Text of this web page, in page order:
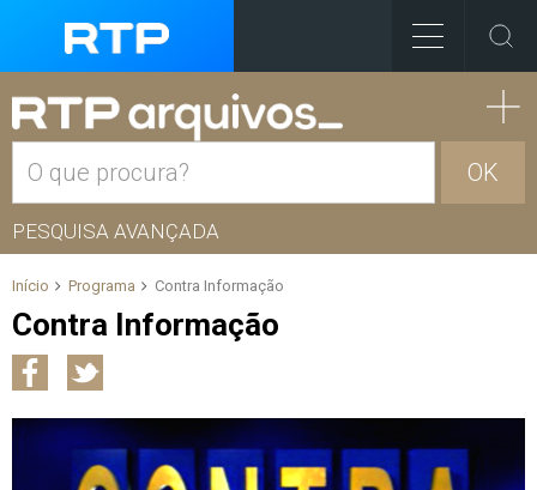
OK
PESQUISA AVANÇADA
Início Programa Contra Informação
Contra Informação